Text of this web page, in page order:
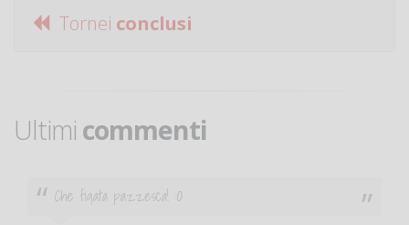
Tornei conclusi
Ultimi commenti
Ciao. Sono a Treviglio da poco e vorrei tornare a
giocare. Se sei in zona e puoi giocare fammi sapere.